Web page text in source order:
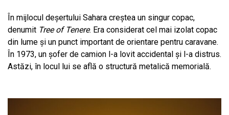
În mijlocul deșertului Sahara creștea un singur copac,
denumit Tree of Tenere. Era considerat cel mai izolat copac
din lume și un punct important de orientare pentru caravane.
În 1973, un șofer de camion l-a lovit accidental și l-a distrus.
Astăzi, în locul lui se află o structură metalică memorială.